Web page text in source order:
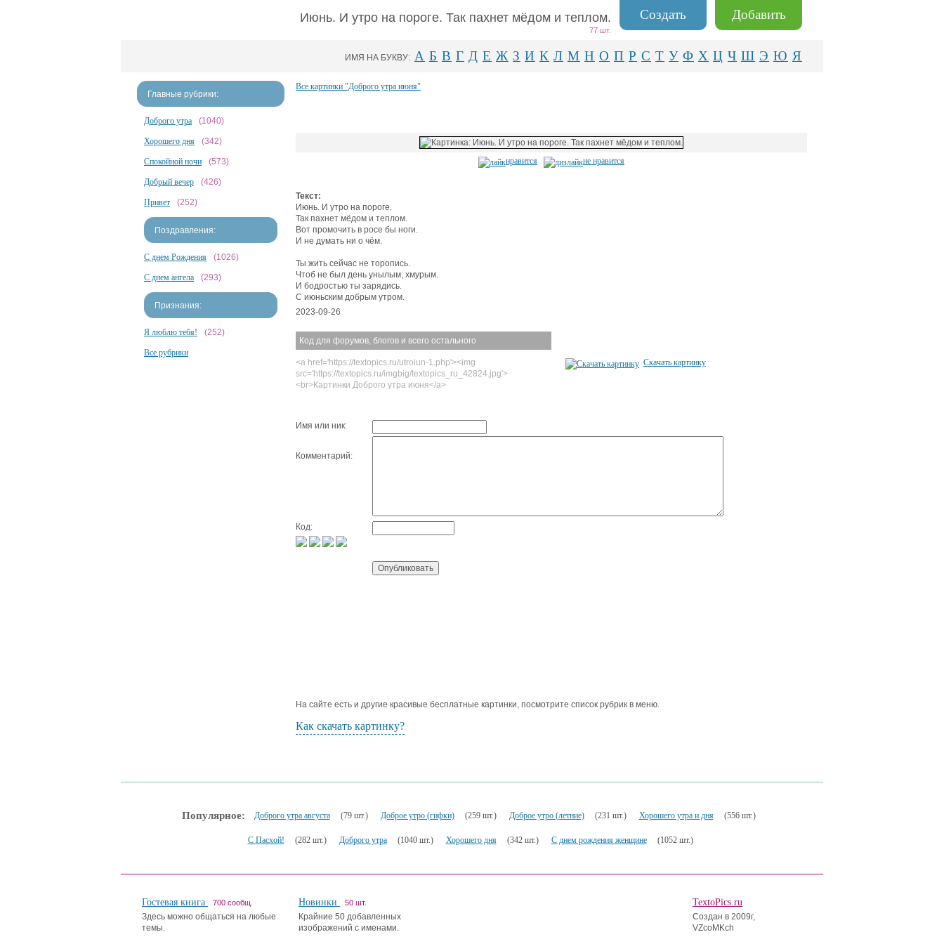
Добавить
Создать
Июнь. И утро на пороге. Так пахнет мёдом и теплом.
77 шт.
ИМЯ НА БУКВУ: А Б В Г Д Е Ж З И К Л М Н О П Р С Т У Ф Х Ц Ч Ш Э Ю Я
Главные рубрики:
Доброго утра (1040)
Хорошего дня (342)
Спокойной ночи (573)
Добрый вечер (426)
Привет (252)
Поздравления:
С днем Рождения (1026)
С днем ангела (293)
Признания:
Я люблю тебя! (252)
Все рубрики
Все картинки "Доброго утра июня"
нравится не нравится
Текст:
Июнь. И утро на пороге.
Так пахнет мёдом и теплом.
Вот промочить в росе бы ноги.
И не думать ни о чём.
Ты жить сейчас не торопись.
Чтоб не был день унылым, хмурым.
И бодростью ты зарядись.
С июньским добрым утром.
2023-09-26
Код для форумов, блогов и всего остального
<a href='https://textopics.ru/utroiun-1.php'><img
src='https://textopics.ru/imgbig/textopics_ru_42824.jpg'>
<br>Картинки Доброго утра июня</a>
Скачать картинку
Имя или ник:
Комментарий:
Код:
На сайте есть и другие красивые бесплатные картинки, посмотрите список рубрик в меню.
Как скачать картинку?
Популярное: Доброго утра августа (79 шт.) Доброе утро (гифки) (259 шт.) Доброе утро (летние) (231 шт.) Хорошего утра и дня (556 шт.)
С Пасхой! (282 шт.) Доброго утра (1040 шт.) Хорошего дня (342 шт.) С днем рождения женщине (1052 шт.)
Гостевая книга 700 сообщ.
Здесь можно общаться на любые
темы.
Новинки 50 шт.
Крайние 50 добавленных
изображений с именами.
TextoPics.ru
Создан в 2009г,
VZcoMKch